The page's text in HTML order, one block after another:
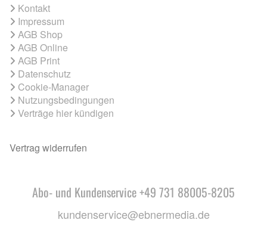
Kontakt
Impressum
AGB Shop
AGB Online
AGB Print
Datenschutz
Cookie-Manager
Nutzungsbedingungen
Verträge hier kündigen
Vertrag widerrufen
Abo- und Kundenservice +49 731 88005-8205
kundenservice@ebnermedia.de